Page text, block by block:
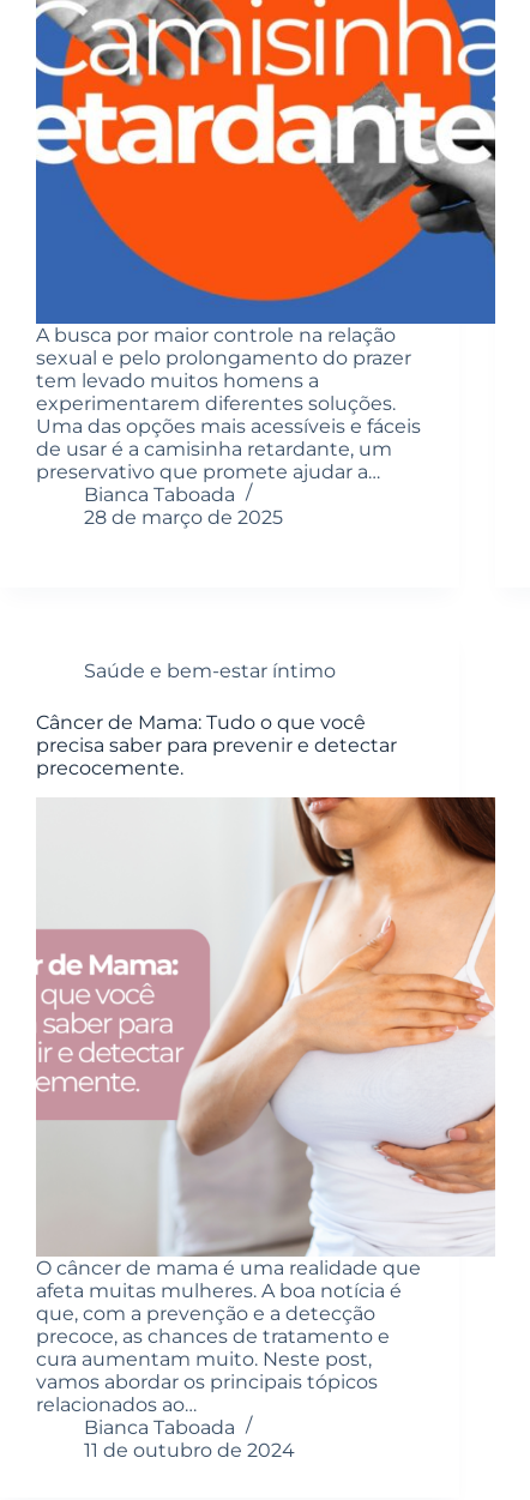
A busca por maior controle na relação
sexual e pelo prolongamento do prazer
tem levado muitos homens a
experimentarem diferentes soluções.
Uma das opções mais acessíveis e fáceis
de usar é a camisinha retardante, um
preservativo que promete ajudar a…
Bianca Taboada
28 de março de 2025
Saúde e bem-estar íntimo
Câncer de Mama: Tudo o que você
precisa saber para prevenir e detectar
precocemente.
O câncer de mama é uma realidade que
afeta muitas mulheres. A boa notícia é
que, com a prevenção e a detecção
precoce, as chances de tratamento e
cura aumentam muito. Neste post,
vamos abordar os principais tópicos
relacionados ao…
Bianca Taboada
11 de outubro de 2024